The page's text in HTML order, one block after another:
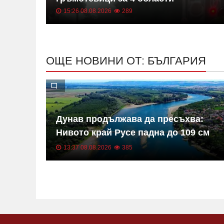
15:26 08.08.2026 289
ОЩЕ НОВИНИ ОТ: БЪЛГАРИЯ
Дунав продължава да пресъхва:
Нивото край Русе падна до 109 см
под нулата
13:37 08.08.2026 385